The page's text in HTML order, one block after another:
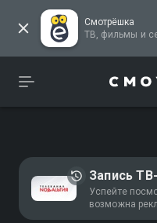
Смотрёшка
ТВ,
Запись
Успейте
возможна